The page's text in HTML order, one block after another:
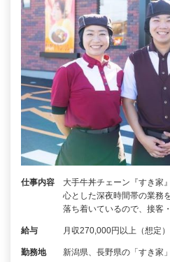
仕事内容
大手牛丼チェーン『すき家
心とした深夜時間帯の業務
落ち着いているので、接客
給与 月収270,000円以上（想定）
勤務地 新潟県、長野県の「すき家